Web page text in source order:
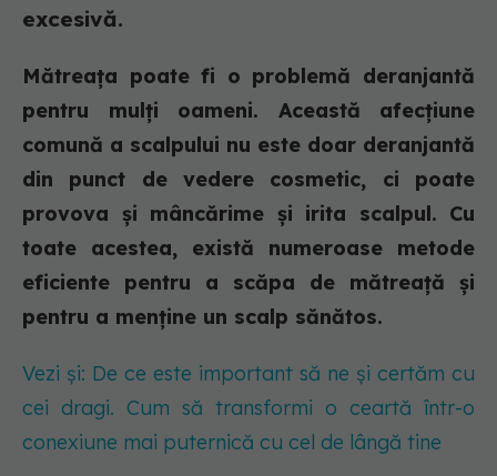
excesivă.
Mătreața poate fi o problemă deranjantă
pentru mulți oameni. Această afecțiune
comună a scalpului nu este doar deranjantă
din punct de vedere cosmetic, ci poate
provova și mâncărime și irita scalpul. Cu
toate acestea, există numeroase metode
eficiente pentru a scăpa de mătreață și
pentru a menține un scalp sănătos.
Vezi și: De ce este important să ne și certăm cu
cei dragi. Cum să transformi o ceartă într-o
conexiune mai puternică cu cel de lângă tine